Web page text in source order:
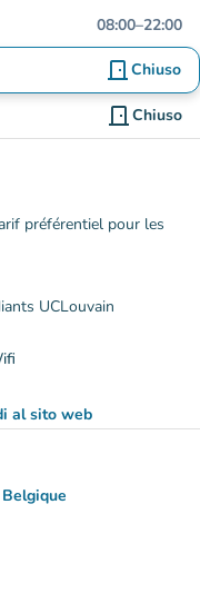
08:00–22:00
door_front Chiuso
door_front Chiuso
préférentiel pour les
UCLouvain
al sito web
(nuova scheda)